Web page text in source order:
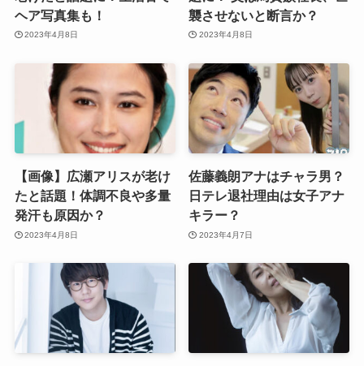
ヘア写真集も！
2023年4月8日
襲させないと断言か？
2023年4月8日
【画像】広瀬アリスが老け
たと話題！体調不良や多量
発汗も原因か？
2023年4月8日
佐藤義朗アナはチャラ男？
日テレ退社理由は女子アナ
キラー？
2023年4月7日